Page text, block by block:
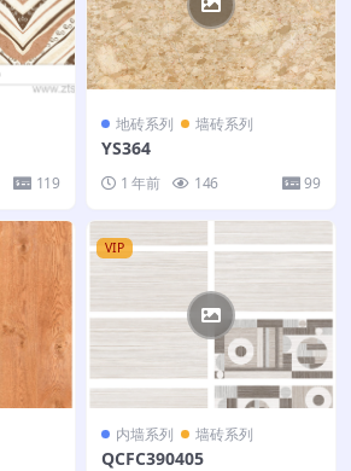
119
地砖系列 墙砖系列
YS364
1 年前 146 99
VIP
内墙系列 墙砖系列
QCFC390405